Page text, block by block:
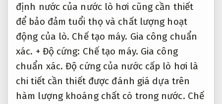
định nước của nước lò hơi cũng cần thiết
để bảo đảm tuổi thọ và chất lượng hoạt
động của lò. Chế tạo máy. Gia công chuẩn
xác. + Độ cứng: Chế tạo máy. Gia công
chuẩn xác. Độ cứng của nước cấp lò hơi là
chi tiết cần thiết được đánh giá dựa trên
hàm lượng khoáng chất có trong nước. Chế